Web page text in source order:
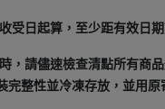
受日起算，至少距有效日期
，請儘速檢查清點所有商
完整性並冷凍存放，並用原